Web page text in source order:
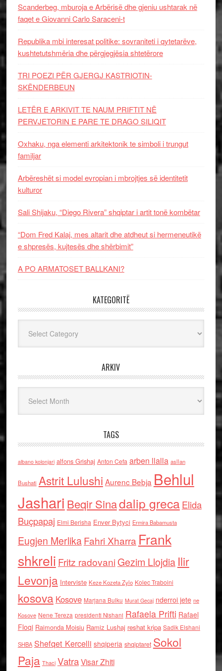
Scanderbeg, mburoja e Arbërisë dhe gjeniu ushtarak në
faqet e Giovanni Carlo Saraceni-t
Republika mbi interesat politike: sovraniteti i qytetarëve,
kushtetutshmëria dhe përgjegjësia shtetërore
TRI POEZI PËR GJERGJ KASTRIOTIN-
SKËNDERBEUN
LETËR E ARKIVIT TE NAUM PRIFTIT NË
PERVJETORIN E PARE TE DRAGO SILIQIT
Oxhaku, nga elementi arkitektonik te simboli i trungut
familjar
Arbëreshët si model evropian i mbrojtjes së identitetit
kulturor
Sali Shijaku, “Diego Rivera” shqiptar i artit tonë kombëtar
“Dom Fred Kalaj, mes altarit dhe atdheut si hermeneutikë
e shpresës, kujtesës dhe shërbimit”
A PO ARMATOSET BALLKANI?
KATEGORITË
ARKIV
TAGS
albano kolonjari alfons Grishaj Anton Cefa arben llalla asllan
Bushati Astrit Lulushi Aurenc Bebja Behlul
Jashari Beqir Sinadalip grecaElida
Buçpapaj Elmi Berisha Enver Bytyci Ermira Babamusta
Eugjen MerlikaFahri Xharra Frank
shkreli Fritz radovaniGezim Llojdia Ilir
Levonja Interviste Keze Kozeta Zylo Kolec Traboini
kosova Kosove Marjana Bulku Murat Gecaj nderroi jete ne
Kosove Nene Tereza presidenti Nishani Rafaela Prifti Rafael
Floqi Raimonda Moisiu Ramiz Lushaj reshat kripa Sadik Elshani
SHBA Shefqet Kercelli shqiperia shqiptaret Sokol
Paja Thaci VatraVisar Zhiti